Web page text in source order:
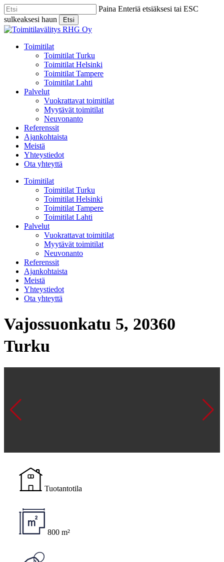
Skip
to
main
content
Paina Enteriä etsiäksesi tai ESC
sulkeaksesi haun
Etsi
Close
Menu
Toimitilat
Toimitilat Turku
Toimitilat Helsinki
Toimitilat Tampere
Toimitilat Lahti
Palvelut
Vuokrattavat toimitilat
Myytävät toimitilat
Neuvonanto
Referenssit
Ajankohtaista
Meistä
Yhteystiedot
Ota yhteyttä
Toimitilat
Toimitilat Turku
Toimitilat Helsinki
Toimitilat Tampere
Toimitilat Lahti
Palvelut
Vuokrattavat toimitilat
Myytävät toimitilat
Neuvonanto
Referenssit
Ajankohtaista
Meistä
Yhteystiedot
Ota yhteyttä
Vajossuonkatu 5, 20360
Turku
Tuotantotila
800 m²